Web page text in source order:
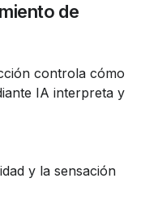
de
IA interpreta y
y la sensación